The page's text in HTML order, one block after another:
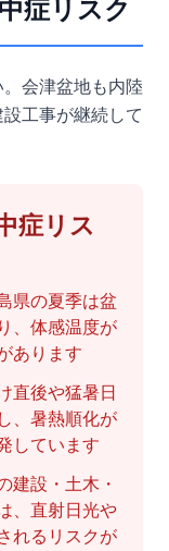
症リスク
会津盆地も内陸
工事が継続して
症リス
県の夏季は盆
、体感温度が
あります
直後や猛暑日
、暑熱順化が
しています
建設・土木・
、直射日光や
れるリスクが